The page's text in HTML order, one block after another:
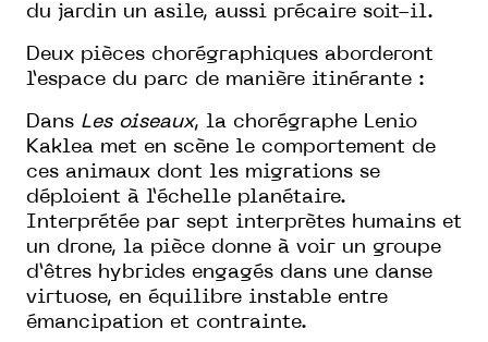
du jardin un asile, aussi précaire soit-il.
Deux pièces chorégraphiques aborderont
l’espace du parc de manière itinérante :
Dans Les oiseaux, la chorégraphe Lenio
Kaklea met en scène le comportement de
ces animaux dont les migrations se
déploient à l’échelle planétaire.
Interprétée par sept interprètes humains et
un drone, la pièce donne à voir un groupe
d’êtres hybrides engagés dans une danse
virtuose, en équilibre instable entre
émancipation et contrainte.